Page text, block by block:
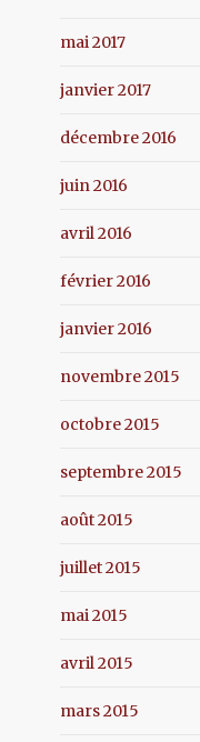
mai 2017
janvier 2017
décembre 2016
juin 2016
avril 2016
février 2016
janvier 2016
novembre 2015
octobre 2015
septembre 2015
août 2015
juillet 2015
mai 2015
avril 2015
mars 2015